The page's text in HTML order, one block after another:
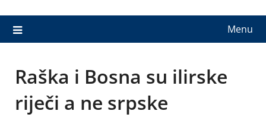
Menu
Raška i Bosna su ilirske
riječi a ne srpske